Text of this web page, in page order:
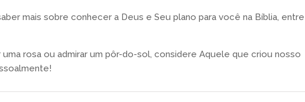
mais sobre conhecer a Deus e Seu plano para você na Bíblia, entre
rosa ou admirar um pôr-do-sol, considere Aquele que criou nosso